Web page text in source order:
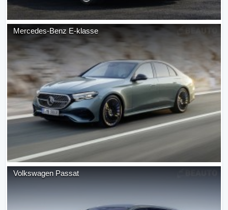
Mercedes-Benz E-klasse
Volkswagen Passat